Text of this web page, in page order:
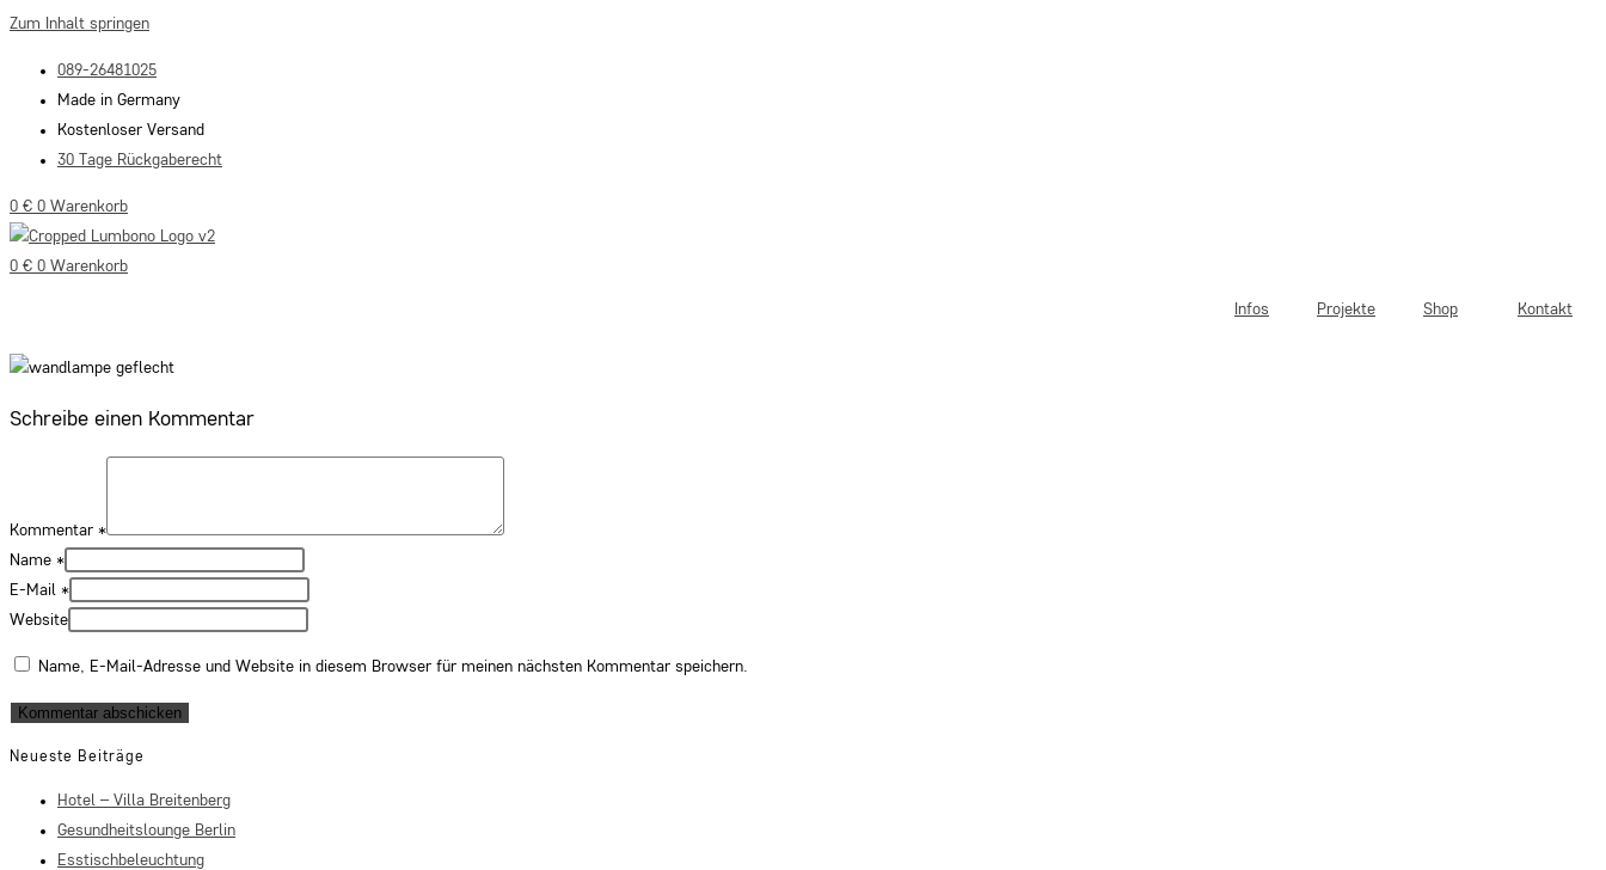
Zum Inhalt springen
089-26481025
Made in Germany
Kostenloser Versand
30 Tage Rückgaberecht
0 € 0 Warenkorb
0 € 0 Warenkorb
Infos Projekte Shop Kontakt
Schreibe einen Kommentar
Kommentar *
Name *
E-Mail *
Website
Name, E-Mail-Adresse und Website in diesem Browser für meinen nächsten Kommentar speichern.
Neueste Beiträge
Hotel – Villa Breitenberg
Gesundheitslounge Berlin
Esstischbeleuchtung